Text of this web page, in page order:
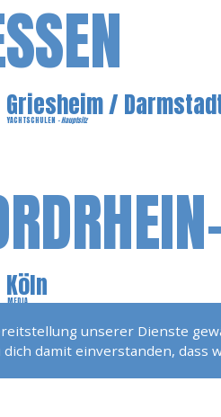
Griesheim /
YACHTSCHULEN - Hauptsitz
Köln
MEDIA
unserer Dienste
damit einverstanden, dass